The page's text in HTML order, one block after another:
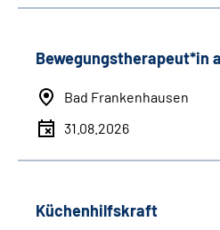
Bewegungstherapeut*in
Bad Frankenhausen
31.08.2026
Küchenhilfskraft